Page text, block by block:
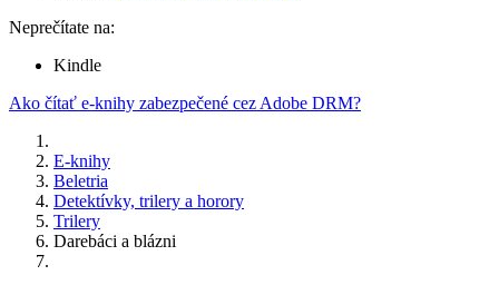
Neprečítate na:
Kindle
Ako čítať e-knihy zabezpečené cez Adobe DRM?
E-knihy
Beletria
Detektívky, trilery a horory
Trilery
Darebáci a blázni